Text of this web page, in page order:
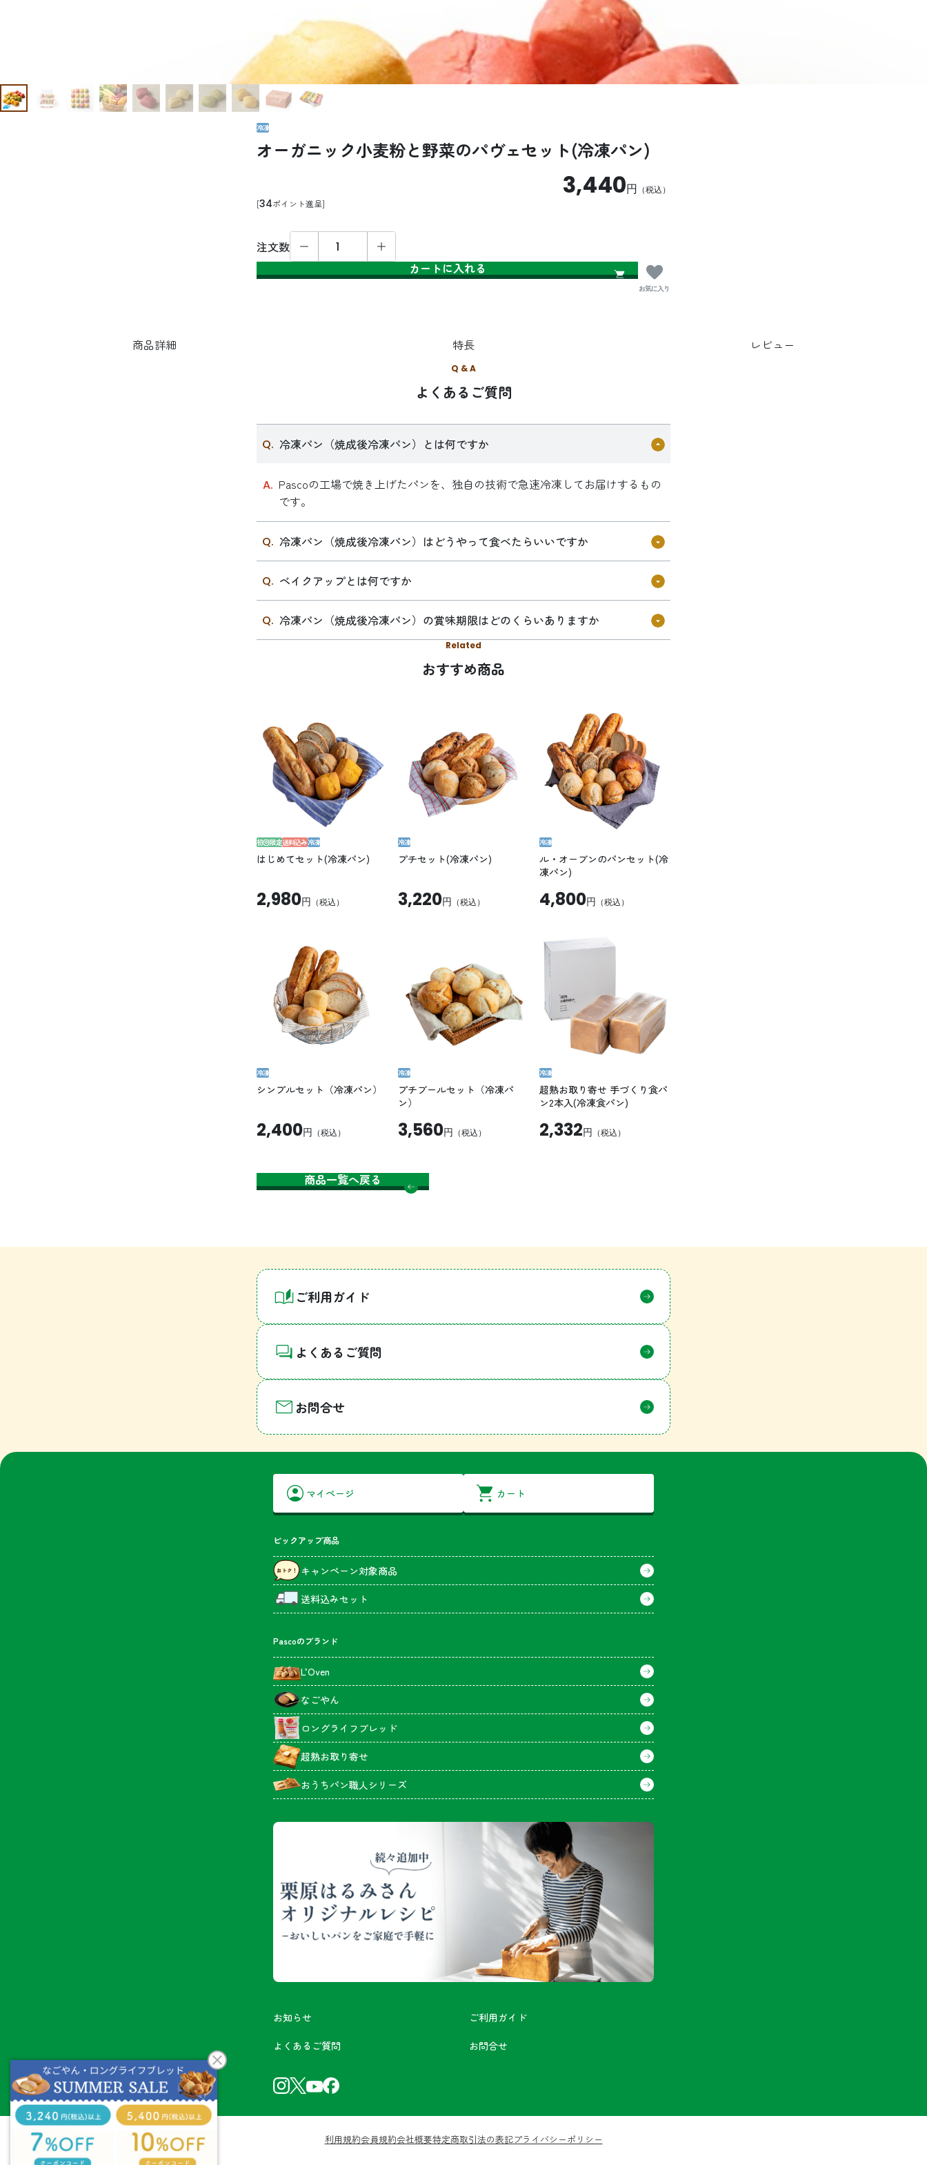
冷凍
オーガニック小麦粉と野菜のパヴェセット(冷凍パン)
3,440円 （税込）
34ポイント進呈
注文数
カートに入れる
お気に入り
商品詳細 特長 レビュー
Q & A
よくあるご質問
冷凍パン（焼成後冷凍パン）とは何ですか
Pascoの工場で焼き上げたパンを、独自の技術で急速冷凍してお届けするもの
です。
冷凍パン（焼成後冷凍パン）はどうやって食べたらいいですか
ベイクアップとは何ですか
冷凍パン（焼成後冷凍パン）の賞味期限はどのくらいありますか
Related
おすすめ商品
初回限定送料込み冷凍
はじめてセット(冷凍パン)
2,980円 （税込）
冷凍
プチセット(冷凍パン)
3,220円 （税込）
冷凍
ル・オーブンのパンセット(冷
凍パン)
4,800円 （税込）
冷凍
シンプルセット（冷凍パン）
2,400円 （税込）
冷凍
プチブールセット（冷凍パ
ン）
3,560円 （税込）
冷凍
超熟お取り寄せ 手づくり食パ
ン2本入(冷凍食パン)
2,332円 （税込）
商品一覧へ戻る
ご利用ガイド
よくあるご質問
お問合せ
マイページ カート
ピックアップ商品
キャンペーン対象商品
送料込みセット
Pascoのブランド
L’Oven
なごやん
ロングライフブレッド
超熟お取り寄せ
おうちパン職人シリーズ
お知らせ ご利用ガイド
よくあるご質問 お問合せ
利用規約会員規約会社概要特定商取引法の表記プライバシーポリシー